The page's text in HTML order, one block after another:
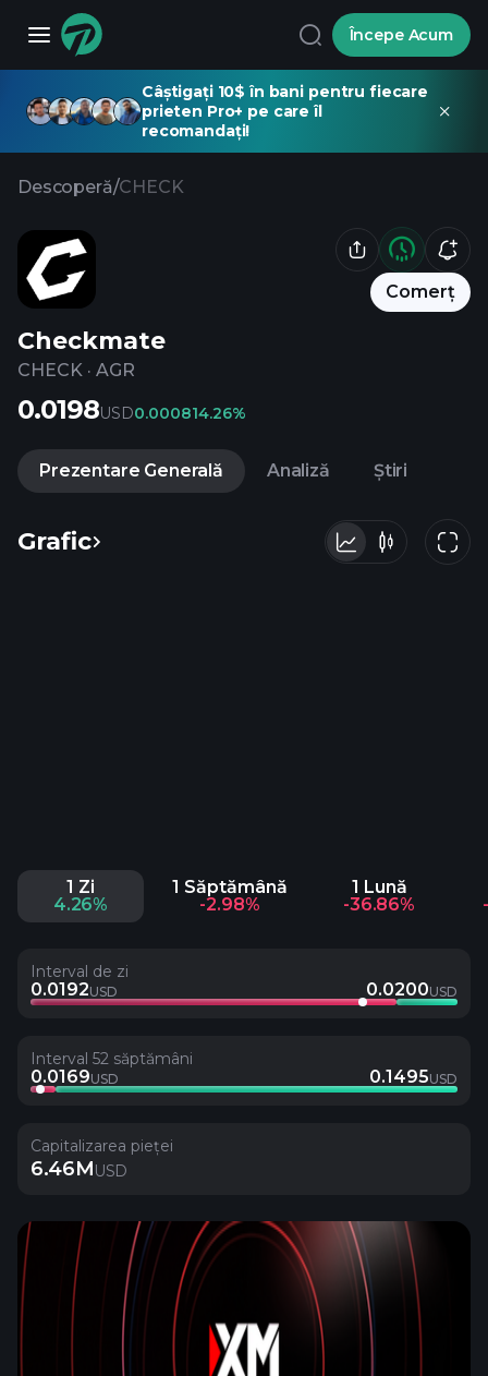
Începe Acum
Câștigați 10$ în bani pentru fiecare
prieten Pro+ pe care îl
recomandați!
Descoperă/CHECK
Comerț
Checkmate
CHECK · AGR
0.0198USD0.000814.26%
Prezentare Generală Analiză Știri
Grafic
1 Zi
4.26%
1 Săptămână
-2.98%
1 Lună
-36.86%
Interval de zi
0.0192USD 0.0200USD
Interval 52 săptămâni
0.0169USD 0.1495USD
Capitalizarea pieței
6.46MUSD